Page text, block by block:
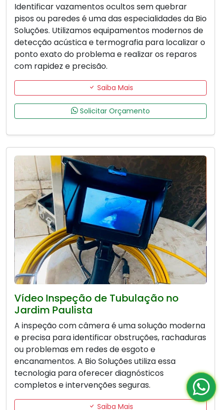
Identificar vazamentos ocultos sem quebrar
pisos ou paredes é uma das especialidades da Bio
Soluções. Utilizamos equipamentos modernos de
detecção acústica e termografia para localizar o
ponto exato do problema e realizar os reparos
com rapidez e precisão.
Saiba Mais
Solicitar Orçamento
Vídeo Inspeção de Tubulação no
Jardim Paulista
A inspeção com câmera é uma solução moderna
e precisa para identificar obstruções, rachaduras
ou problemas em redes de esgoto e
encanamentos. A Bio Soluções utiliza essa
tecnologia para oferecer diagnósticos
completos e intervenções seguras.
Saiba Mais